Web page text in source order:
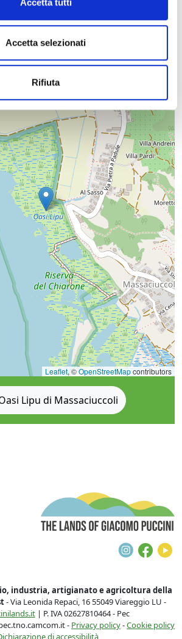
Accetta tutti
Accetta selezionati
Rifiuta
Leaflet, ©OpenStreetMapcontributors
Lipu di Massaciuccoli
industria, artigianato e agricoltura della
- Via Leonida Repaci, 16 55049 Viareggio LU -
| P. IVA 02627810464 - Pec
- Privacy policy-Cookie policy
di accessibilità